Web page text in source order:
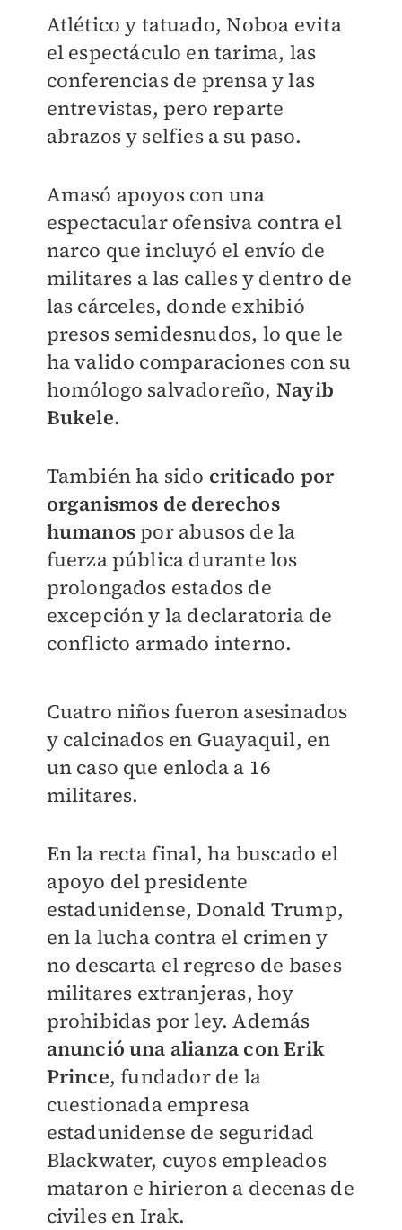
Atlético y tatuado, Noboa evita
el espectáculo en tarima, las
conferencias de prensa y las
entrevistas, pero reparte
abrazos y selfies a su paso.
Amasó apoyos con una
espectacular ofensiva contra el
narco que incluyó el envío de
militares a las calles y dentro de
las cárceles, donde exhibió
presos semidesnudos, lo que le
ha valido comparaciones con su
homólogo salvadoreño, Nayib
Bukele.
También ha sido criticado por
organismos de derechos
humanospor abusos de la
fuerza pública durante los
prolongados estados de
excepción y la declaratoria de
conflicto armado interno.
Cuatro niños fueron asesinados
y calcinados en Guayaquil, en
un caso que enloda a 16
militares.
En la recta final, ha buscado el
apoyo del presidente
estadunidense, Donald Trump,
en la lucha contra el crimen y
no descarta el regreso de bases
militares extranjeras, hoy
prohibidas por ley. Además
anunció una alianza con Erik
Prince, fundador de la
cuestionada empresa
estadunidense de seguridad
Blackwater, cuyos empleados
mataron e hirieron a decenas de
civiles en Irak.